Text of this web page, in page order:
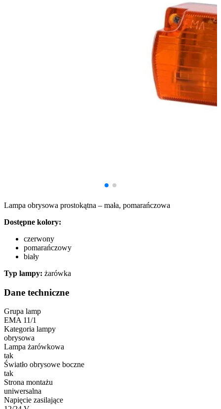
Lampa obrysowa prostokątna – mała, pomarańczowa
Dostępne kolory:
czerwony
pomarańczowy
biały
Typ lampy: żarówka
Dane techniczne
Grupa lamp
EMA 11/1
Kategoria lampy
obrysowa
Lampa żarówkowa
tak
Światło obrysowe boczne
tak
Strona montażu
uniwersalna
Napięcie zasilające